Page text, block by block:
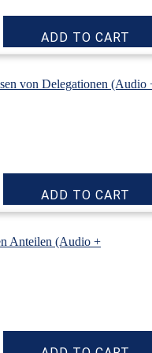
von Delegationen (Audio
Anteilen (Audio +